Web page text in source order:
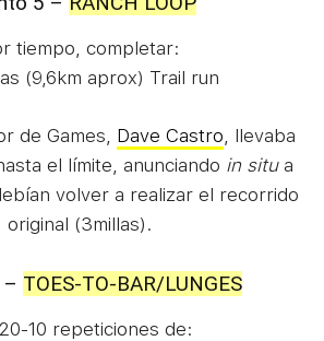
tiempo, completar:
(9,6km aprox) Trail run
de Games, Dave Castro , llevaba
el límite, anunciando in situa
volver a realizar el recorrido
original (3millas).
– TOES-TO-BAR/LUNGES
10 repeticiones de: